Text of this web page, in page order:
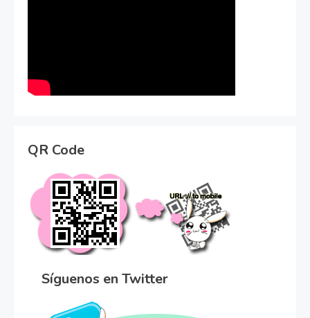
QR Code
Síguenos en Twitter